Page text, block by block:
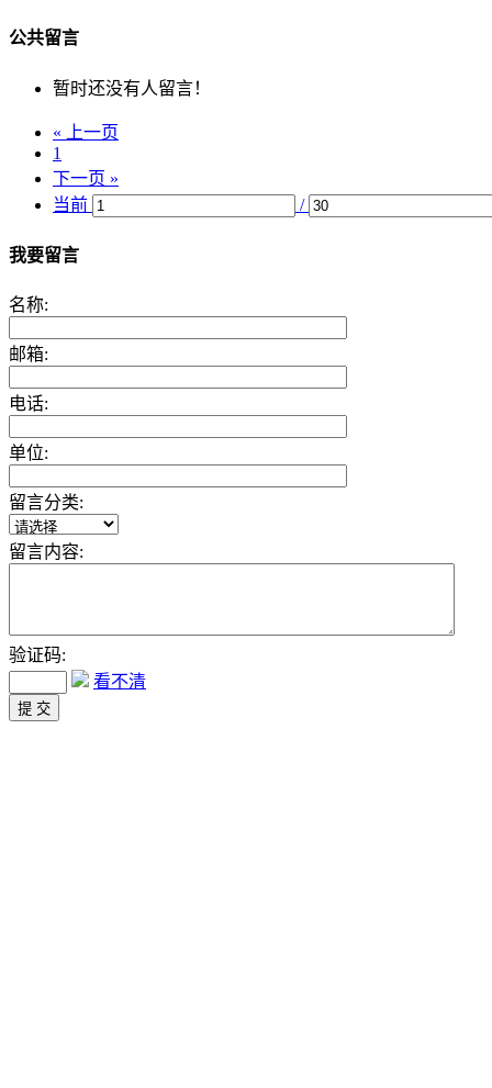
公共留言
暂时还没有人留言！
« 上一页
1
下一页 »
当前
/
我要留言
名称:
邮箱:
电话:
单位:
留言分类:
留言内容:
验证码:
看不清